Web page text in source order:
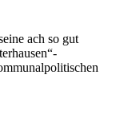
ach so gut